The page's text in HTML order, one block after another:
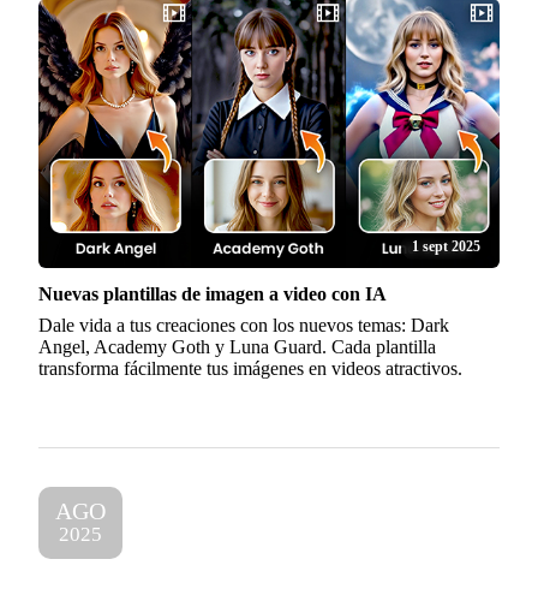
1 sept 2025
Nuevas plantillas de imagen a video con IA
Dale vida a tus creaciones con los nuevos temas: Dark
Angel, Academy Goth y Luna Guard. Cada plantilla
transforma fácilmente tus imágenes en videos atractivos.
AGO
2025